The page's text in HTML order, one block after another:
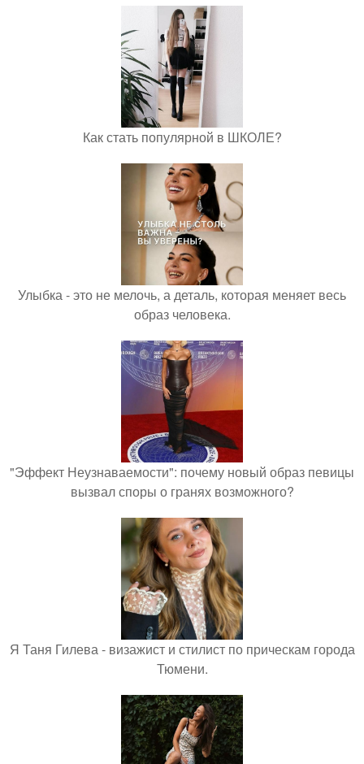
Как стать популярной в ШКОЛЕ?
Улыбка - это не мелочь, а деталь, которая меняет весь
образ человека.
"Эффект Неузнаваемости": почему новый образ певицы
вызвал споры о гранях возможного?
Я Таня Гилева - визажист и стилист по прическам города
Тюмени.